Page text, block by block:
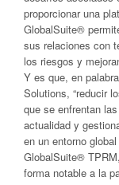
proporcionar una
GlobalSuite®
sus relaciones con
los riesgos y
Y es que, en
Solutions, “reducir
que se enfrentan
actualidad y
en un entorno
GlobalSuite®
forma notable a la